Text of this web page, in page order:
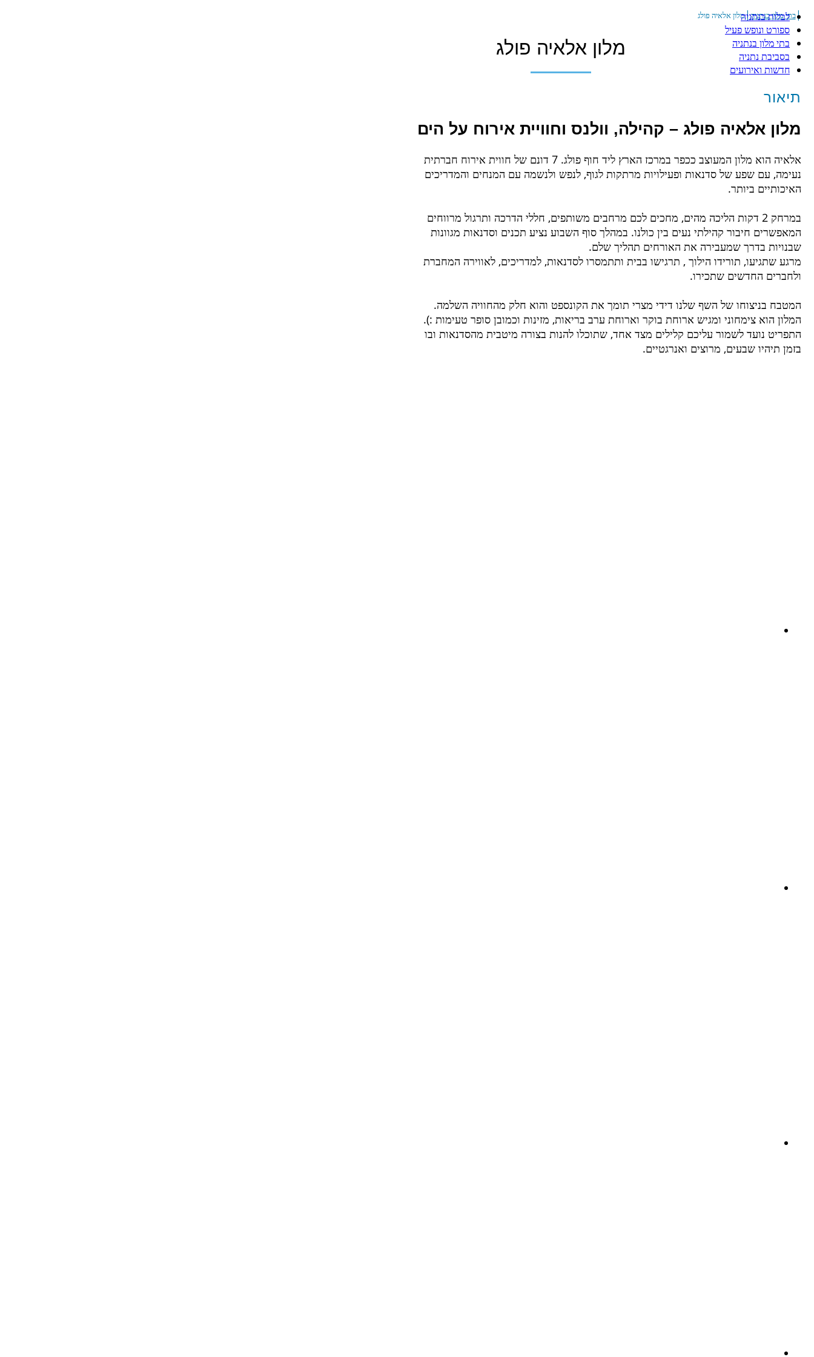
לבלות בנתניה
ספורט ונופש פעיל
בתי מלון בנתניה
בסביבת נתניה
חדשות ואירועים
|בתי מלון בנתניה|מלון אלאיה פולג
מלון אלאיה פולג
תיאור
מלון אלאיה פולג – קהילה, וולנס וחוויית אירוח על הים
אלאיה הוא מלון המעוצב ככפר במרכז הארץ ליד חוף פולג. 7 דונם של חווית אירוח חברתית
נעימה, עם שפע של סדנאות ופעילויות מרתקות לגוף, לנפש ולנשמה עם המנחים והמדריכים
האיכותיים ביותר.
במרחק 2 דקות הליכה מהים, מחכים לכם מרחבים משותפים, חללי הדרכה ותרגול מרווחים
המאפשרים חיבור קהילתי נעים בין כולנו. במהלך סוף השבוע נציע תכנים וסדנאות מגוונות
שבנויות בדרך שמעבירה את האורחים תהליך שלם.
מרגע שתגיעו, תורידו הילוך , תרגישו בבית ותתמסרו לסדנאות, למדריכים, לאווירה המחברת
ולחברים החדשים שתכירו.
המטבח בניצוחו של השף שלנו דידי מצרי תומך את הקונספט והוא חלק מהחוויה השלמה.
המלון הוא צימחוני ומגיש ארוחת בוקר וארוחת ערב בריאות, מזינות וכמובן סופר טעימות :).
התפריט נועד לשמור עליכם קלילים מצד אחד, שתוכלו להנות בצורה מיטבית מהסדנאות ובו
בזמן תיהיו שבעים, מרוצים ואנרגטיים.